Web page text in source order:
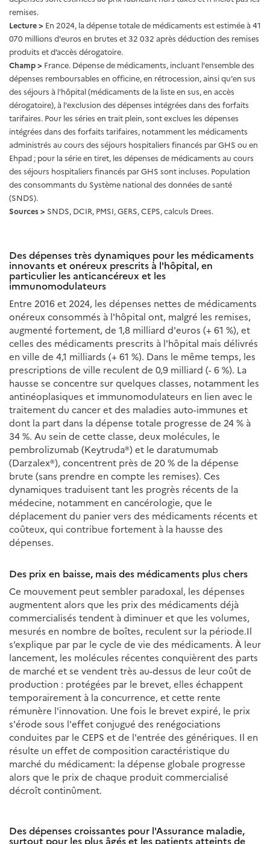
remises.
Lecture > En 2024, la dépense totale de médicaments est estimée à 41
070 millions d'euros en brutes et 32 032 après déduction des remises
produits et d’accès dérogatoire.
Champ > France. Dépense de médicaments, incluant l'ensemble des
dépenses remboursables en officine, en rétrocession, ainsi qu'en sus
des séjours à l'hôpital (médicaments de la liste en sus, en accès
dérogatoire), à l'exclusion des dépenses intégrées dans des forfaits
tarifaires. Pour les séries en trait plein, sont exclues les dépenses
intégrées dans des forfaits tarifaires, notamment les médicaments
administrés au cours des séjours hospitaliers financés par GHS ou en
Ehpad ; pour la série en tiret, les dépenses de médicaments au cours
des séjours hospitaliers financés par GHS sont incluses. Population
des consommants du Système national des données de santé
(SNDS).
Sources > SNDS, DCIR, PMSI, GERS, CEPS, calculs Drees.
Des dépenses très dynamiques pour les médicaments
innovants et onéreux prescrits à l'hôpital, en
particulier les anticancéreux et les
immunomodulateurs
Entre 2016 et 2024, les dépenses nettes de médicaments
onéreux consommés à l'hôpital ont, malgré les remises,
augmenté fortement, de 1,8 milliard d'euros (+ 61 %), et
celles des médicaments prescrits à l'hôpital mais délivrés
en ville de 4,1 milliards (+ 61 %). Dans le même temps, les
prescriptions de ville reculent de 0,9 milliard (- 6 %). La
hausse se concentre sur quelques classes, notamment les
antinéoplasiques et immunomodulateurs en lien avec le
traitement du cancer et des maladies auto-immunes et
dont la part dans la dépense totale progresse de 24 % à
34 %. Au sein de cette classe, deux molécules, le
pembrolizumab (Keytruda®) et le daratumumab
(Darzalex®), concentrent près de 20 % de la dépense
brute (sans prendre en compte les remises). Ces
dynamiques traduisent tant les progrès récents de la
médecine, notamment en cancérologie, que le
déplacement du panier vers des médicaments récents et
coûteux, qui contribue fortement à la hausse des
dépenses.
Des prix en baisse, mais des médicaments plus chers
Ce mouvement peut sembler paradoxal, les dépenses
augmentent alors que les prix des médicaments déjà
commercialisés tendent à diminuer et que les volumes,
mesurés en nombre de boîtes, reculent sur la période.Il
s’explique par par le cycle de vie des médicaments. À leur
lancement, les molécules récentes conquièrent des parts
de marché et se vendent très au-dessus de leur coût de
production : protégées par le brevet, elles échappent
temporairement à la concurrence, et cette rente
rémunère l'innovation. Une fois le brevet expiré, le prix
s'érode sous l'effet conjugué des renégociations
conduites par le CEPS et de l'entrée des génériques. Il en
résulte un effet de composition caractéristique du
marché du médicament: la dépense globale progresse
alors que le prix de chaque produit commercialisé
décroît continûment.
Des dépenses croissantes pour l'Assurance maladie,
surtout pour les plus âgés et les patients atteints de